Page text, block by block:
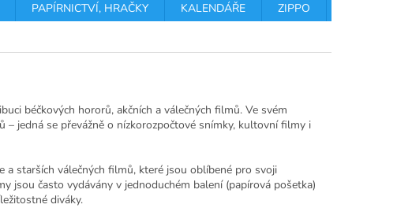
PAPÍRNICTVÍ, HRAČKY KALENDÁŘE ZIPPO
béčkových hororů, akčních a válečných filmů. Ve svém
jedná se převážně o nízkorozpočtové snímky, kultovní filmy i
starších válečných filmů, které jsou oblíbené pro svoji
jsou často vydávány v jednoduchém balení (papírová pošetka)
diváky.